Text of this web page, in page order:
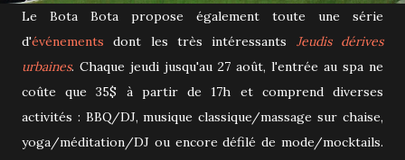
Le Bota Bota propose également toute une série
d'événements dont les très intéressants Jeudis dérives
urbaines. Chaque jeudi jusqu'au 27 août, l'entrée au spa ne
coûte que 35$ à partir de 17h et comprend diverses
activités : BBQ/DJ, musique classique/massage sur chaise,
yoga/méditation/DJ ou encore défilé de mode/mocktails.